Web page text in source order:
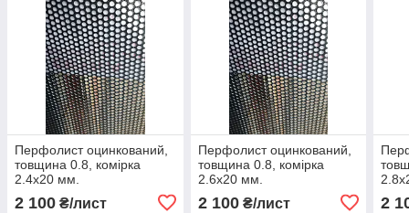
Перфолист оцинкований,
товщина 0.8, комірка
2.4х20 мм.
2 100 ₴/лист
Перфолист оцинкований,
товщина 0.8, комірка
2.6х20 мм.
2 100₴/лист 2